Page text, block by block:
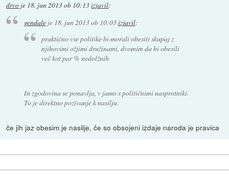
drvo je 18. jun 2013 ob 10:13izjavil:
gendaleje 18. jun 2013 ob 10:03izjavil:
praktično vse politike bi morali obesiti skupaj z
njihovimi ožjimi družinami, dvomim da bi obesili
več kot par % nedolžnih
In zgodovina se ponavlja, v jamo s političnimi nasprotniki.
To je direktno pozivanje k nasilju.
če jih jaz obesim je nasilje, če so obsojeni izdaje naroda je pravica